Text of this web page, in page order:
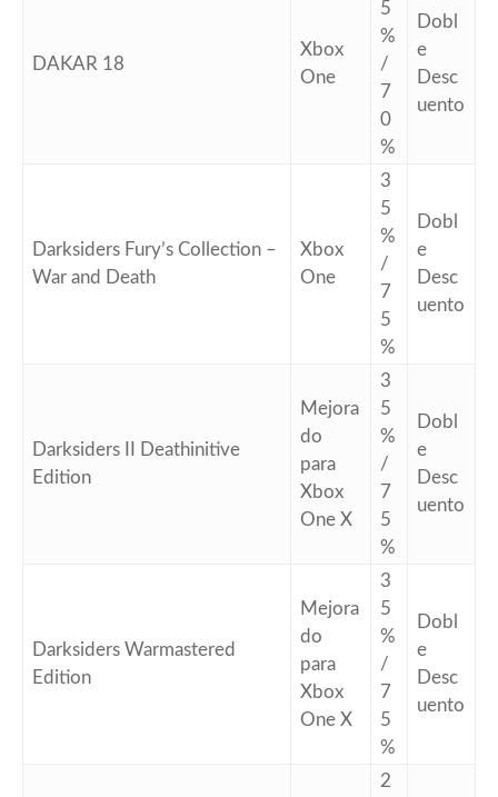
DAKAR 18
Xbox
One
5
%
/
7
0
%
Dobl
e
Desc
uento
Darksiders Fury’s Collection –
War and Death
Xbox
One
3
5
%
/
7
5
%
Dobl
e
Desc
uento
Darksiders II Deathinitive
Edition
Mejora
do
para
Xbox
One X
3
5
%
/
7
5
%
Dobl
e
Desc
uento
Darksiders Warmastered
Edition
Mejora
do
para
Xbox
One X
3
5
%
/
7
5
%
Dobl
e
Desc
uento
2